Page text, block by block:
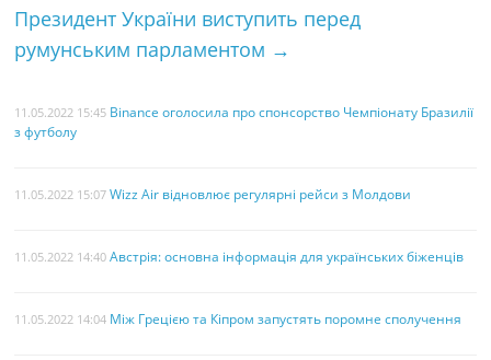
k
s
t
Президент України виступить перед
румунським парламентом →
11.05.2022 15:45 Binance оголосила про спонсорство Чемпіонату Бразилії
з футболу
11.05.2022 15:07 Wizz Air відновлює регулярні рейси з Молдови
11.05.2022 14:40 Австрія: основна інформація для українських біженців
11.05.2022 14:04 Між Грецією та Кіпром запустять поромне сполучення